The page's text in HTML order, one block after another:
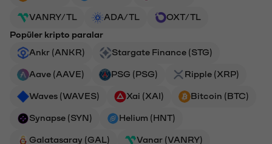
VANRY/TL ADA/TL
OXT/TL
Popüler kripto paralar
Ankr (ANKR)
Stargate Finance (STG)
Aave (AAVE) PSG (PSG) Ripple (XRP)
Waves (WAVES) Xai (XAI) Bitcoin (BTC)
Synapse (SYN) Helium (HNT)
Galatasaray (GAL) Vanar (VANRY)